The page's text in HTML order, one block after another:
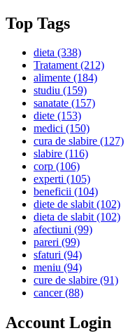
Top Tags
dieta (338)
Tratament(212)
alimente (184)
studiu (159)
sanatate (157)
diete (153)
medici (150)
cura de slabire (127)
slabire (116)
corp (106)
experti (105)
beneficii (104)
diete de slabit(102)
dieta de slabit(102)
afectiuni (99)
pareri (99)
sfaturi (94)
meniu (94)
cure de slabire (91)
cancer(88)
Account Login